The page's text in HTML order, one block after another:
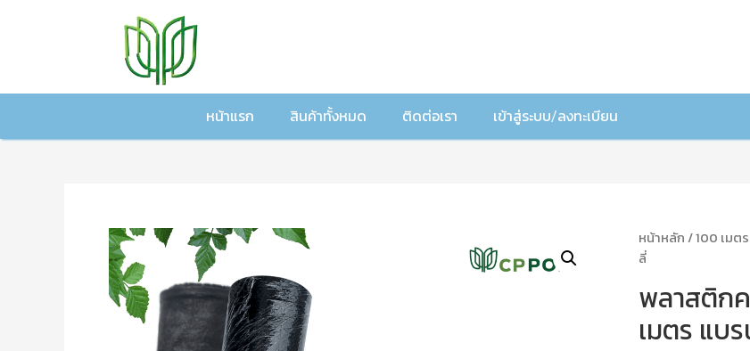
หน้าแรก สินค้าทั้งหมด ติดต่อเรา เข้าสู่ระบบ/ลงทะเบียน
หน้าหลัก/100 เมตร
ลี่
พลาสติก
เมตร แบ